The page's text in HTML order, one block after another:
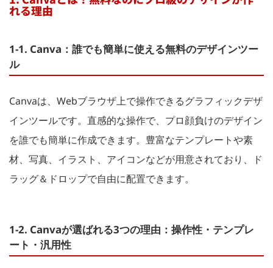
れる理由
1-1. Canva：誰でも簡単に使える無料のデザインツー
ル
Canvaは、Webブラウザ上で操作できるグラフィックデザ
インツールです。直感的な操作で、プロ顔負けのデザイン
を誰でも簡単に作成できます。豊富なテンプレートや素
材、写真、イラスト、アイコンなどが用意されており、ド
ラッグ＆ドロップで自由に配置できます。
1-2. Canvaが選ばれる3つの理由：操作性・テンプレ
ート・汎用性